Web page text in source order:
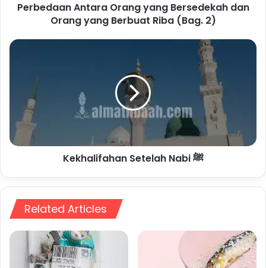
RibaPerbedaan Antara Orang yang Bersedekah dan
Orang yang Berbuat Riba (Bag. 2)
Kekhalifahan
Kekhalifahan Setelah Nabi ﷺ
Related Articles